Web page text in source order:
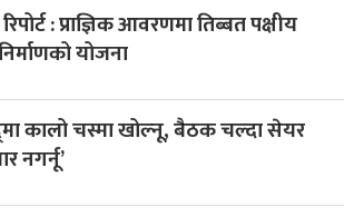
: प्राज्ञिक आवरणमा तिब्बत पक्षीय
योजना
कालो चस्मा खोल्नू, बैठक चल्दा सेयर
नगर्नू’